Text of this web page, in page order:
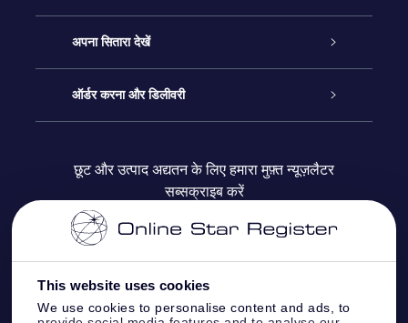
This website uses cookies
We use cookies to personalise content and ads, to
हमसे संपर्क करें
ब्लॉग
ऑनलाइन स्टार गिफ़्ट
OSR गिफ़्ट पैक
कॉर्पोरेट उपहार
अपना सितारा देखें
स्टार रजिस्टर
स्टार पेज को अपनी पसंद के मुताबिक तैयार करें
वन मिलियन स्टार्स
OSR स्टार सेवर
ऑर्डर करना और डिलीवरी
भुगतान जानकारी
शिपिंग जानकारी
वापिसी नीति
छूट और उत्पाद अद्यतन के लिए हमारा मुफ़्त न्यूज़लैटर
सब्सक्राइब करें